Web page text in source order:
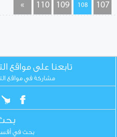
107
108
109
110
»
تابعنا على مواقع
مشاركة في مواقع
بحث في